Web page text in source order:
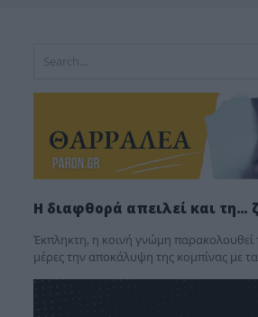
Η διαφθορά απειλεί και τη…
Έκπληκτη, η κοινή γνώμη παρακολουθεί
μέρες την αποκάλυψη της κο­μπίνας με